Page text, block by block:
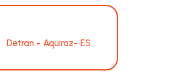
Detran - Aquiraz- ES